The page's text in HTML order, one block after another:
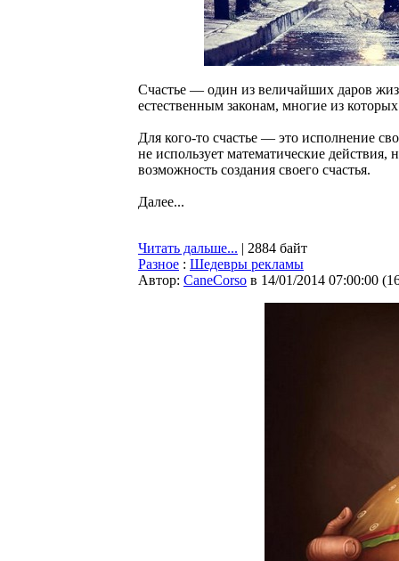
Счастье — один из величайших даров
естественным законам, многие из
Для кого-то счастье — это исполнение
не использует математические
возможность создания своего счастья.
Далее...
Читать дальше... | 2884 байт
Разное : Шедевры рекламы
Автор: CaneCorso в 14/01/2014 07:00:00 (